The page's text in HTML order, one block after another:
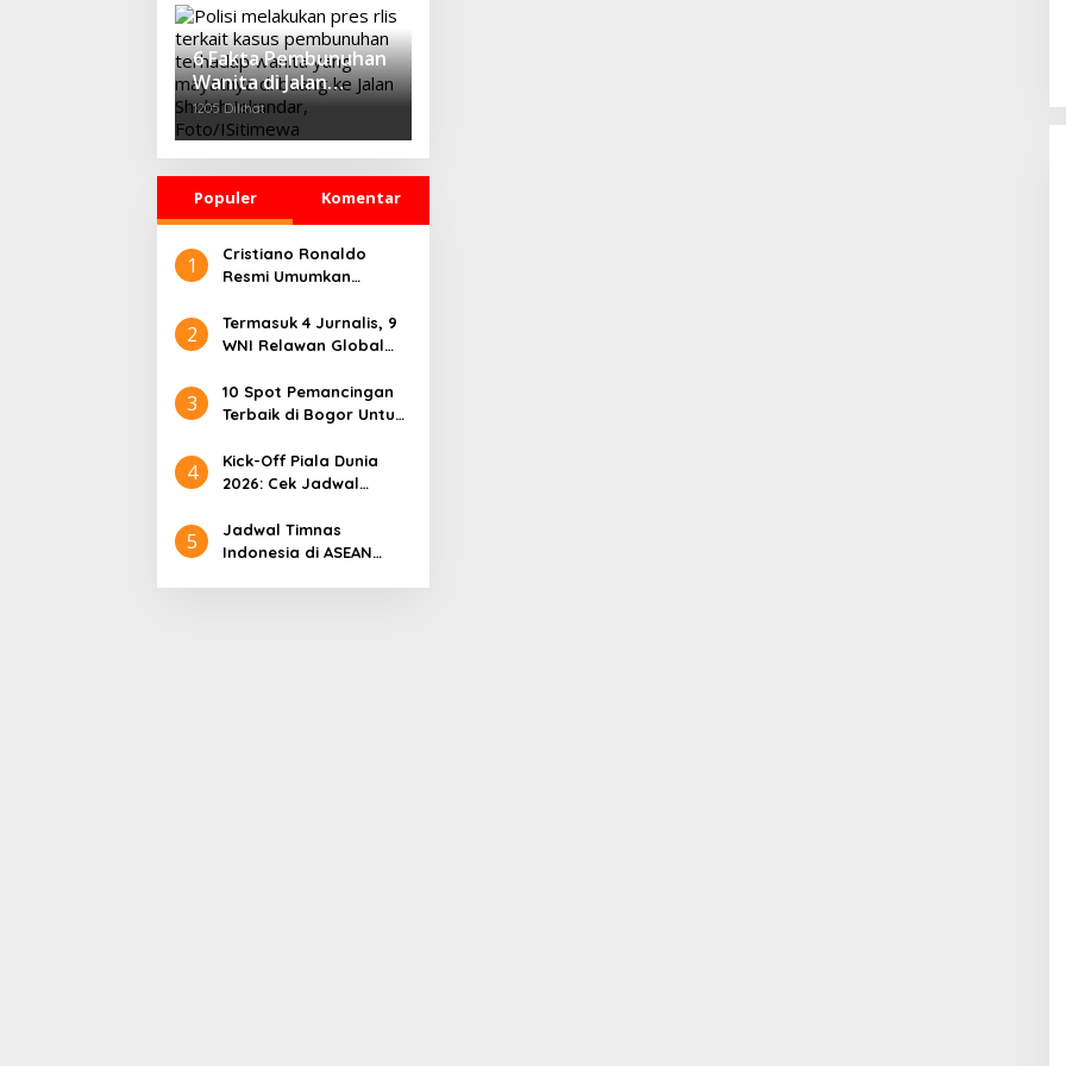
‘Growth Through
Equity’
6 Fakta Pembunuhan
Wanita di Jalan
Sholeh Iskandar
Bogor, Korban
Dicekik Dasi hingga
Jasadnya Dibuang
1205 Dilihat
Populer Komentar
1
Cristiano Ronaldo
Resmi Umumkan
Portugal
2
Termasuk 4 Jurnalis, 9
WNI Relawan Global
Penahanan Israel
3
10 Spot Pemancingan
Terbaik di Bogor Untuk
4
Kick-Off Piala Dunia
2026: Cek Jadwal
5
Jadwal Timnas
Indonesia di ASEAN